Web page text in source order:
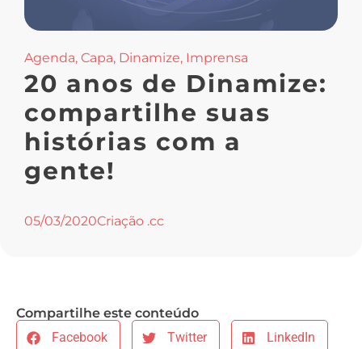
Agenda, Capa, Dinamize, Imprensa
20 anos de Dinamize:
compartilhe suas
histórias com a
gente!
05/03/2020Criação .cc
Compartilhe este conteúdo
Facebook
Twitter LinkedIn